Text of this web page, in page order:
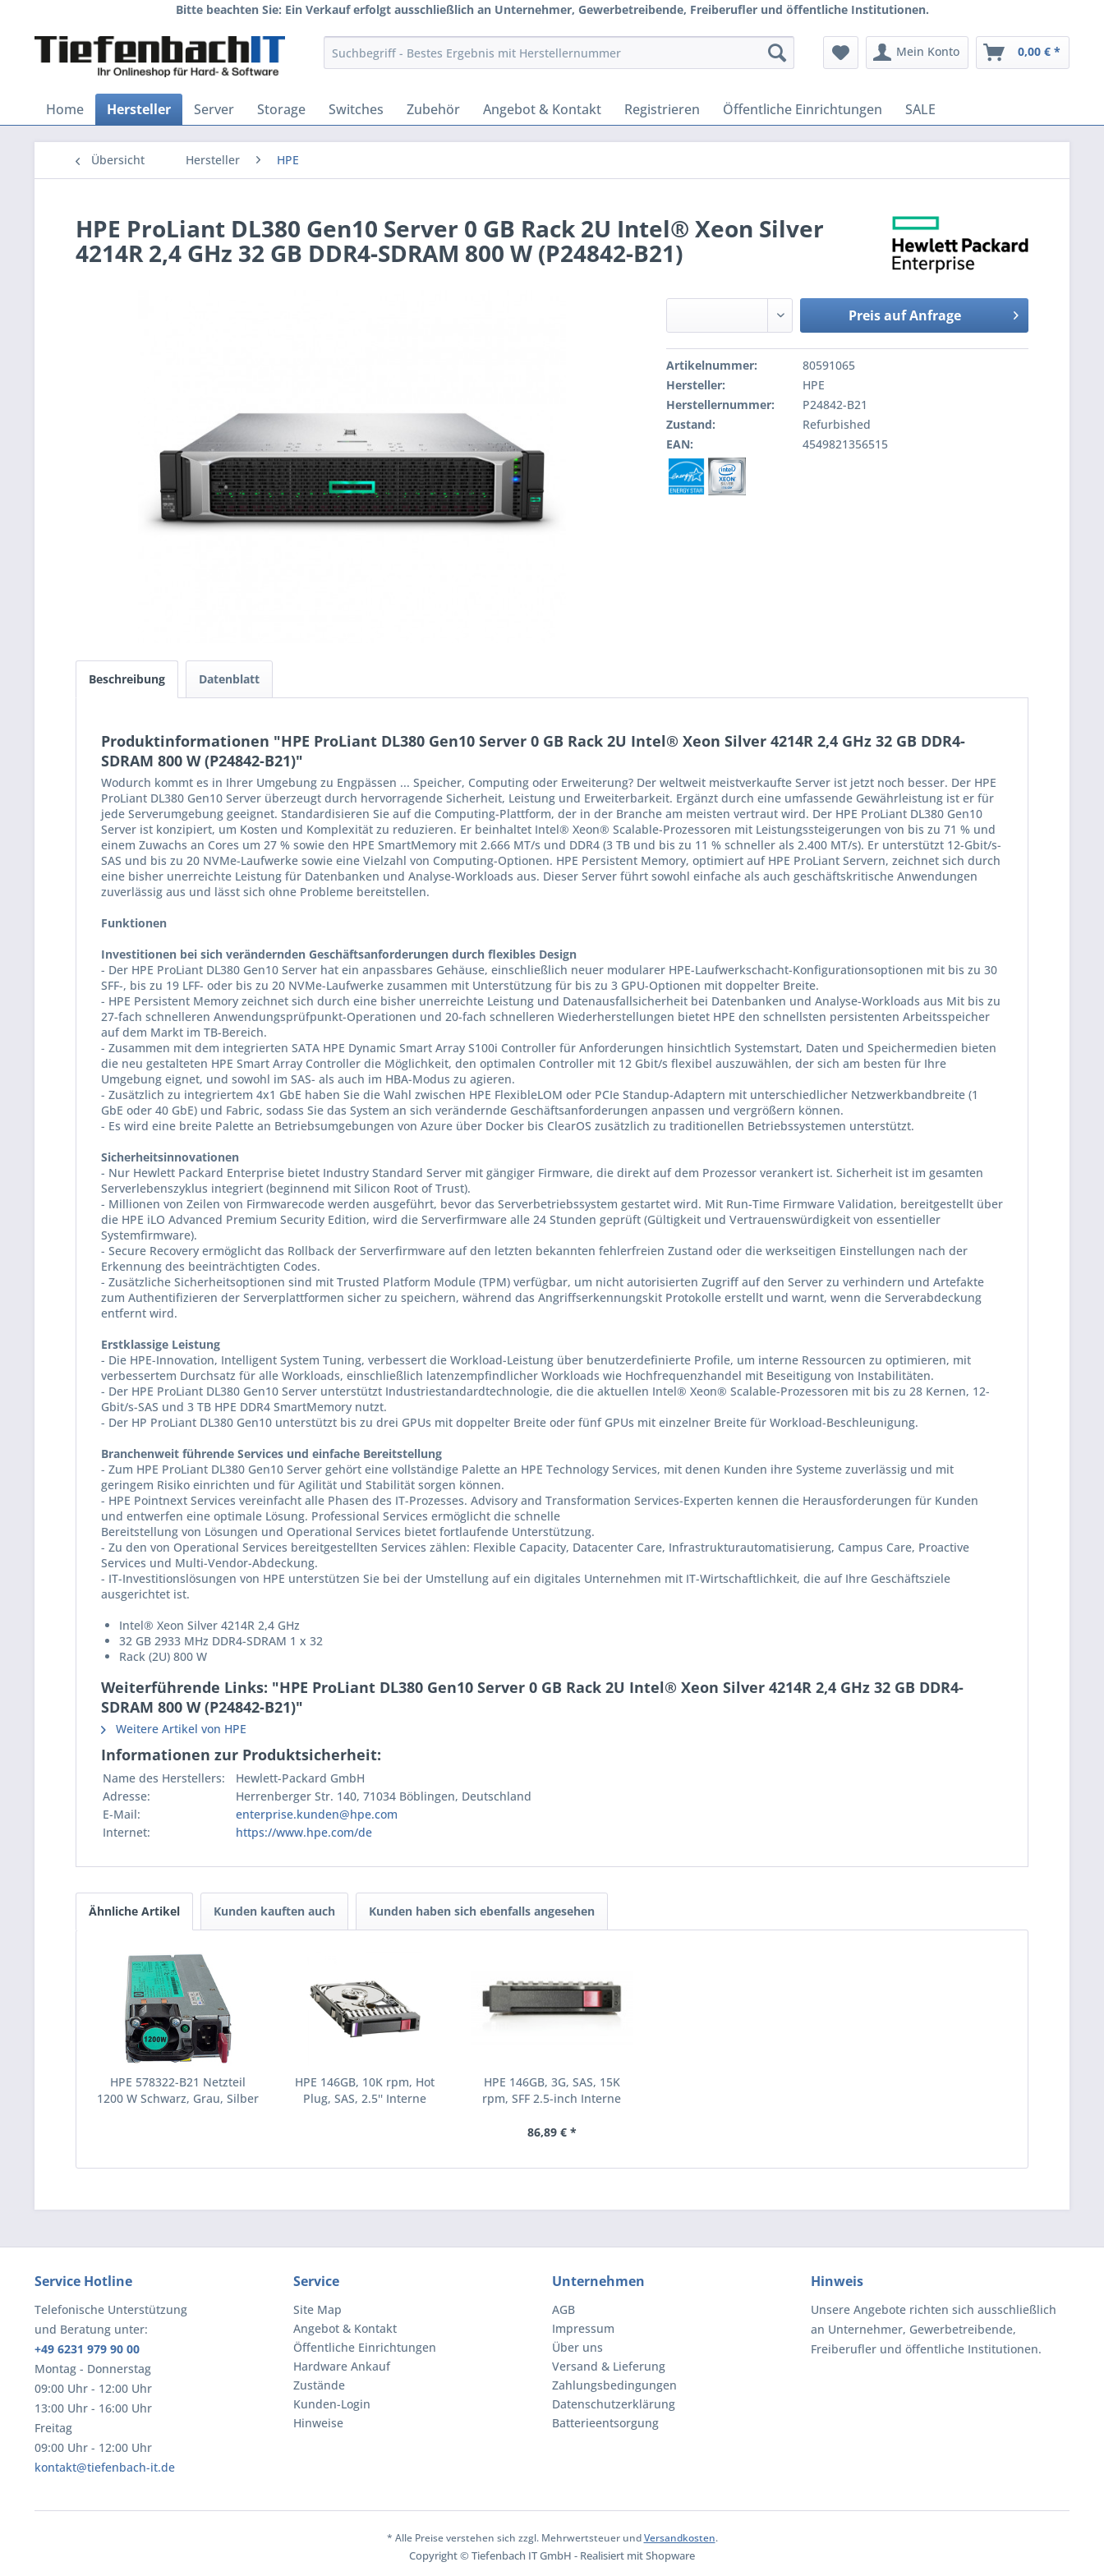
Bitte beachten Sie: Ein Verkauf erfolgt ausschließlich an Unternehmer, Gewerbetreibende, Freiberufler und öffentliche Institutionen.
Mein Konto 0,00 € *
Home Hersteller Server Storage Switches Zubehör Angebot & Kontakt Registrieren Öffentliche Einrichtungen SALE
Übersicht Hersteller HPE
HPE ProLiant DL380 Gen10 Server 0 GB Rack 2U Intel® Xeon Silver
4214R 2,4 GHz 32 GB DDR4-SDRAM 800 W (P24842-B21)
Preis auf Anfrage
Artikelnummer:
80591065
Hersteller:
HPE
Herstellernummer:
P24842-B21
Zustand:
Refurbished
EAN:
4549821356515
Beschreibung Datenblatt
Produktinformationen "HPE ProLiant DL380 Gen10 Server 0 GB Rack 2U Intel® Xeon Silver 4214R 2,4 GHz 32 GB DDR4-
SDRAM 800 W (P24842-B21)"
Wodurch kommt es in Ihrer Umgebung zu Engpässen ... Speicher, Computing oder Erweiterung? Der weltweit meistverkaufte Server ist jetzt noch besser. Der HPE
ProLiant DL380 Gen10 Server überzeugt durch hervorragende Sicherheit, Leistung und Erweiterbarkeit. Ergänzt durch eine umfassende Gewährleistung ist er für
jede Serverumgebung geeignet. Standardisieren Sie auf die Computing-Plattform, der in der Branche am meisten vertraut wird. Der HPE ProLiant DL380 Gen10
Server ist konzipiert, um Kosten und Komplexität zu reduzieren. Er beinhaltet Intel® Xeon® Scalable-Prozessoren mit Leistungssteigerungen von bis zu 71 % und
einem Zuwachs an Cores um 27 % sowie den HPE SmartMemory mit 2.666 MT/s und DDR4 (3 TB und bis zu 11 % schneller als 2.400 MT/s). Er unterstützt 12-Gbit/s-
SAS und bis zu 20 NVMe-Laufwerke sowie eine Vielzahl von Computing-Optionen. HPE Persistent Memory, optimiert auf HPE ProLiant Servern, zeichnet sich durch
eine bisher unerreichte Leistung für Datenbanken und Analyse-Workloads aus. Dieser Server führt sowohl einfache als auch geschäftskritische Anwendungen
zuverlässig aus und lässt sich ohne Probleme bereitstellen.
Funktionen
Investitionen bei sich verändernden Geschäftsanforderungen durch flexibles Design
- Der HPE ProLiant DL380 Gen10 Server hat ein anpassbares Gehäuse, einschließlich neuer modularer HPE-Laufwerkschacht-Konfigurationsoptionen mit bis zu 30
SFF-, bis zu 19 LFF- oder bis zu 20 NVMe-Laufwerke zusammen mit Unterstützung für bis zu 3 GPU-Optionen mit doppelter Breite.
- HPE Persistent Memory zeichnet sich durch eine bisher unerreichte Leistung und Datenausfallsicherheit bei Datenbanken und Analyse-Workloads aus Mit bis zu
27-fach schnelleren Anwendungsprüfpunkt-Operationen und 20-fach schnelleren Wiederherstellungen bietet HPE den schnellsten persistenten Arbeitsspeicher
auf dem Markt im TB-Bereich.
- Zusammen mit dem integrierten SATA HPE Dynamic Smart Array S100i Controller für Anforderungen hinsichtlich Systemstart, Daten und Speichermedien bieten
die neu gestalteten HPE Smart Array Controller die Möglichkeit, den optimalen Controller mit 12 Gbit/s flexibel auszuwählen, der sich am besten für Ihre
Umgebung eignet, und sowohl im SAS- als auch im HBA-Modus zu agieren.
- Zusätzlich zu integriertem 4x1 GbE haben Sie die Wahl zwischen HPE FlexibleLOM oder PCIe Standup-Adaptern mit unterschiedlicher Netzwerkbandbreite (1
GbE oder 40 GbE) und Fabric, sodass Sie das System an sich verändernde Geschäftsanforderungen anpassen und vergrößern können.
- Es wird eine breite Palette an Betriebsumgebungen von Azure über Docker bis ClearOS zusätzlich zu traditionellen Betriebssystemen unterstützt.
Sicherheitsinnovationen
- Nur Hewlett Packard Enterprise bietet Industry Standard Server mit gängiger Firmware, die direkt auf dem Prozessor verankert ist. Sicherheit ist im gesamten
Serverlebenszyklus integriert (beginnend mit Silicon Root of Trust).
- Millionen von Zeilen von Firmwarecode werden ausgeführt, bevor das Serverbetriebssystem gestartet wird. Mit Run-Time Firmware Validation, bereitgestellt über
die HPE iLO Advanced Premium Security Edition, wird die Serverfirmware alle 24 Stunden geprüft (Gültigkeit und Vertrauenswürdigkeit von essentieller
Systemfirmware).
- Secure Recovery ermöglicht das Rollback der Serverfirmware auf den letzten bekannten fehlerfreien Zustand oder die werkseitigen Einstellungen nach der
Erkennung des beeinträchtigten Codes.
- Zusätzliche Sicherheitsoptionen sind mit Trusted Platform Module (TPM) verfügbar, um nicht autorisierten Zugriff auf den Server zu verhindern und Artefakte
zum Authentifizieren der Serverplattformen sicher zu speichern, während das Angriffserkennungskit Protokolle erstellt und warnt, wenn die Serverabdeckung
entfernt wird.
Erstklassige Leistung
- Die HPE-Innovation, Intelligent System Tuning, verbessert die Workload-Leistung über benutzerdefinierte Profile, um interne Ressourcen zu optimieren, mit
verbessertem Durchsatz für alle Workloads, einschließlich latenzempfindlicher Workloads wie Hochfrequenzhandel mit Beseitigung von Instabilitäten.
- Der HPE ProLiant DL380 Gen10 Server unterstützt Industriestandardtechnologie, die die aktuellen Intel® Xeon® Scalable-Prozessoren mit bis zu 28 Kernen, 12-
Gbit/s-SAS und 3 TB HPE DDR4 SmartMemory nutzt.
- Der HP ProLiant DL380 Gen10 unterstützt bis zu drei GPUs mit doppelter Breite oder fünf GPUs mit einzelner Breite für Workload-Beschleunigung.
Branchenweit führende Services und einfache Bereitstellung
- Zum HPE ProLiant DL380 Gen10 Server gehört eine vollständige Palette an HPE Technology Services, mit denen Kunden ihre Systeme zuverlässig und mit
geringem Risiko einrichten und für Agilität und Stabilität sorgen können.
- HPE Pointnext Services vereinfacht alle Phasen des IT-Prozesses. Advisory and Transformation Services-Experten kennen die Herausforderungen für Kunden
und entwerfen eine optimale Lösung. Professional Services ermöglicht die schnelle
Bereitstellung von Lösungen und Operational Services bietet fortlaufende Unterstützung.
- Zu den von Operational Services bereitgestellten Services zählen: Flexible Capacity, Datacenter Care, Infrastrukturautomatisierung, Campus Care, Proactive
Services und Multi-Vendor-Abdeckung.
- IT-Investitionslösungen von HPE unterstützen Sie bei der Umstellung auf ein digitales Unternehmen mit IT-Wirtschaftlichkeit, die auf Ihre Geschäftsziele
ausgerichtet ist.
Intel® Xeon Silver 4214R 2,4 GHz
32 GB 2933 MHz DDR4-SDRAM 1 x 32
Rack (2U) 800 W
Weiterführende Links: "HPE ProLiant DL380 Gen10 Server 0 GB Rack 2U Intel® Xeon Silver 4214R 2,4 GHz 32 GB DDR4-
SDRAM 800 W (P24842-B21)"
Weitere Artikel von HPE
Informationen zur Produktsicherheit:
Name des Herstellers:
Hewlett-Packard GmbH
Adresse:
Herrenberger Str. 140, 71034 Böblingen, Deutschland
E-Mail:
enterprise.kunden@hpe.com
Internet:
https://www.hpe.com/de
Ähnliche Artikel Kunden kauften auch Kunden haben sich ebenfalls angesehen
HPE 578322-B21 Netzteil
1200 W Schwarz, Grau, Silber
HPE 146GB, 10K rpm, Hot
Plug, SAS, 2.5'' Interne
HPE 146GB, 3G, SAS, 15K
rpm, SFF 2.5-inch Interne
(504062-B21)
86,89 € *
Service Hotline
Telefonische Unterstützung
und Beratung unter:
+49 6231 979 90 00
Montag - Donnerstag
09:00 Uhr - 12:00 Uhr
13:00 Uhr - 16:00 Uhr
Freitag
09:00 Uhr - 12:00 Uhr
kontakt@tiefenbach-it.de
Service
Site Map
Angebot & Kontakt
Öffentliche Einrichtungen
Hardware Ankauf
Zustände
Kunden-Login
Hinweise
Unternehmen
AGB
Impressum
Über uns
Versand & Lieferung
Zahlungsbedingungen
Datenschutzerklärung
Batterieentsorgung
Hinweis
Unsere Angebote richten sich ausschließlich
an Unternehmer, Gewerbetreibende,
Freiberufler und öffentliche Institutionen.
* Alle Preise verstehen sich zzgl. Mehrwertsteuer undVersandkosten.
Copyright © Tiefenbach IT GmbH - Realisiert mit Shopware